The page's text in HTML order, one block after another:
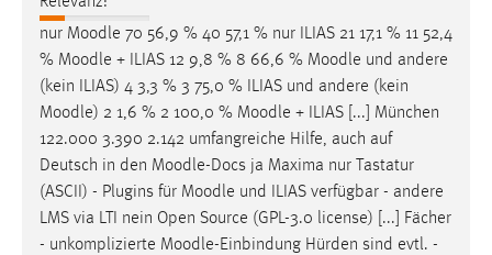
nur Moodle 70 56,9 % 40 57,1 % nur ILIAS 21 17,1 % 11 52,4
% Moodle + ILIAS 12 9,8 % 8 66,6 % Moodle und andere
(kein ILIAS) 4 3,3 % 3 75,0 % ILIAS und andere (kein
Moodle) 2 1,6 % 2 100,0 % Moodle + ILIAS [...] München
122.000 3.390 2.142 umfangreiche Hilfe, auch auf
Deutsch in den Moodle-Docs ja Maxima nur Tastatur
(ASCII) - Plugins für Moodle und ILIAS verfügbar - andere
LMS via LTI nein Open Source (GPL-3.0 license) [...] Fächer
- unkomplizierte Moodle-Einbindung Hürden sind evtl. -
YouTube
Vimeo